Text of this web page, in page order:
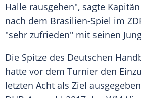
Halle rausgehen", sagte Kapitän
nach dem Brasilien-Spiel im
"sehr zufrieden" mit seinen
Die Spitze des Deutschen
hatte vor dem Turnier den
letzten Acht als Ziel